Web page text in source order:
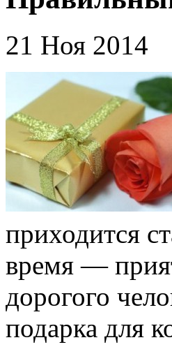
21 Ноя 2014
приходится
время —
дорогого
подарка для